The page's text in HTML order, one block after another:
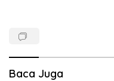
Baca Juga